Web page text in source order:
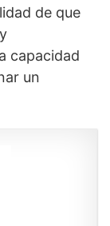
de que
capacidad
un